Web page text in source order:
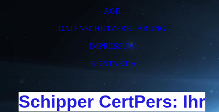
AGB
DATENSCHUTZERKLÄRUNG
IMPRESSUM
KONTAKT
Schipper CertPers: Ihr